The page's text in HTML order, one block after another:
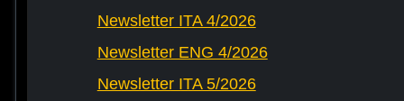
Newsletter ITA 4/2026
Newsletter ENG 4/2026
Newsletter ITA 5/2026